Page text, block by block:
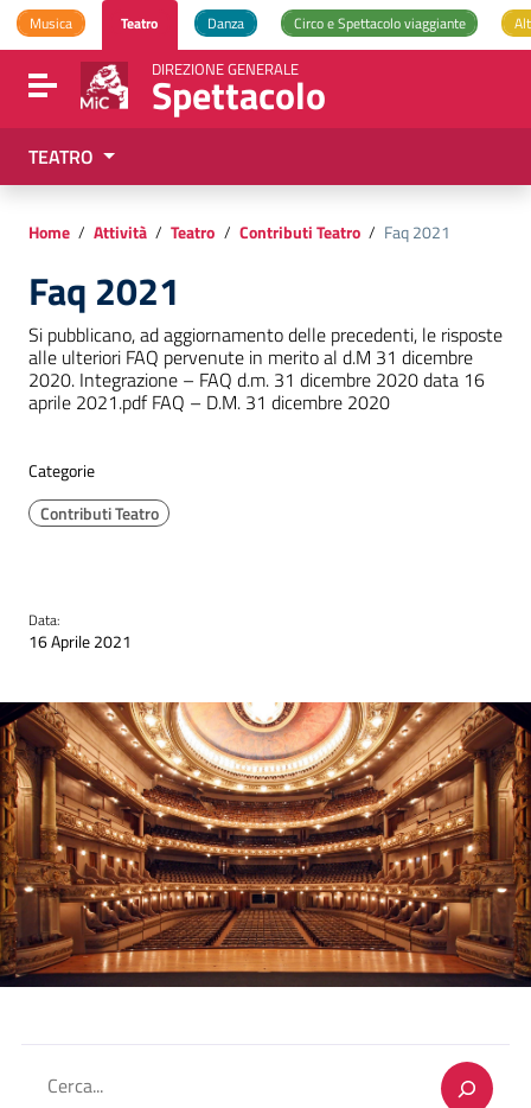
Vai ai contenuti
Vai al menu di navigazione
Vai al footer
Musica Teatro Danza Circo e Spettacolo viaggiante
Attiva / disattiva la navigazione
DIREZIONE GENERALE
Spettacolo
TEATRO
Home / Attività / Teatro / Contributi Teatro / Faq 2021
Faq 2021
Si pubblicano, ad aggiornamento delle precedenti, le risposte
alle ulteriori FAQ pervenute in merito al d.M 31 dicembre
2020. Integrazione – FAQ d.m. 31 dicembre 2020 data 16
aprile 2021.pdf FAQ – D.M. 31 dicembre 2020
Categorie
Contributi Teatro
Data:
16 Aprile 2021
Cerca